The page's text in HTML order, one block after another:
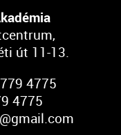
út 11-13.
4775
4775